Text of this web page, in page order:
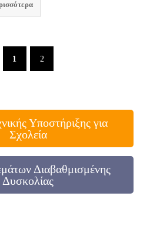
1 2
Υποστήριξης για
Σχολεία
Διαβαθμισμένης
Δυσκολίας